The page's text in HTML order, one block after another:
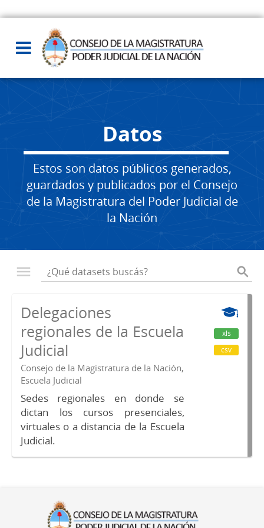
Datos
Estos son datos públicos generados,
guardados y publicados por el Consejo
de la Magistratura del Poder Judicial de
la Nación
Delegaciones
regionales de la Escuela
Judicial
Consejo de la Magistratura de la Nación,
Escuela Judicial
Sedes regionales en donde se
dictan los cursos presenciales,
virtuales o a distancia de la Escuela
Judicial.
xls
csv